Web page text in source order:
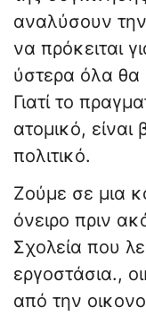
αναλύσουν
να πρόκειται
ύστερα όλα θα
Γιατί το
ατομικό, είναι
πολιτικό.
Ζούμε σε μια
όνειρο πριν
Σχολεία που
εργοστάσια.,
από την